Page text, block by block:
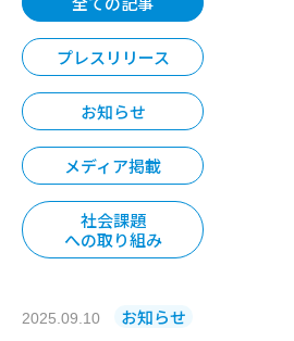
プレスリリース
お知らせ
メディア掲載
社会課題
への取り組み
2025.09.10
お知らせ